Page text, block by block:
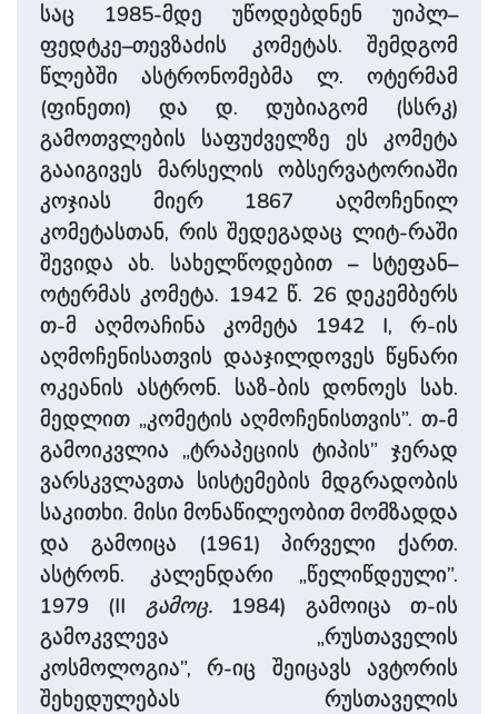
საც 1985-მდე უწოდებდნენ უიპლ–
ფედტკე–თევზაძის კომეტას. შემდგომ
წლებში ასტრონომებმა ლ. ოტერმამ
(ფინეთი) და დ. დუბიაგომ (სსრკ)
გამოთვლების საფუძველზე ეს კომეტა
გააიგივეს მარსელის ობსერვატორიაში
კოჯიას მიერ 1867 აღმოჩენილ
კომეტასთან, რის შედეგადაც ლიტ-რაში
შევიდა ახ. სახელწოდებით – სტეფან–
ოტერმას კომეტა. 1942 წ. 26 დეკემბერს
თ-მ აღმოაჩინა კომეტა 1942 I, რ-ის
აღმოჩენისათვის დააჯილდოვეს წყნარი
ოკეანის ასტრონ. საზ-ბის დონოეს სახ.
მედლით „კომეტის აღმოჩენისთვის”. თ-მ
გამოიკვლია „ტრაპეციის ტიპის” ჯერად
ვარსკვლავთა სისტემების მდგრადობის
საკითხი. მისი მონა­წილეობით მომზადდა
და გამოიცა (1961) პირველი ქართ.
ასტრონ. კალენდარი „წელიწდეული”.
1979 (II გამოც.1984) გამოიცა თ-ის
გამოკვლევა „რუსთაველის
კოსმოლოგია”, რ-იც შეიცავს ავტორის
შეხედულებას რუსთაველის